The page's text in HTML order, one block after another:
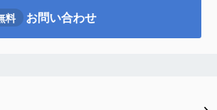
料 お問い合わせ